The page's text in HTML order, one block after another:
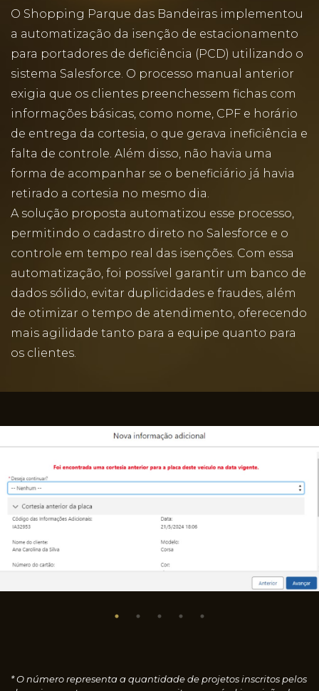
O Shopping Parque das Bandeiras implementou
a automatização da isenção de estacionamento
para portadores de deficiência (PCD) utilizando o
sistema Salesforce. O processo manual anterior
exigia que os clientes preenchessem fichas com
informações básicas, como nome, CPF e horário
de entrega da cortesia, o que gerava ineficiência e
falta de controle. Além disso, não havia uma
forma de acompanhar se o beneficiário já havia
retirado a cortesia no mesmo dia.
A solução proposta automatizou esse processo,
permitindo o cadastro direto no Salesforce e o
controle em tempo real das isenções. Com essa
automatização, foi possível garantir um banco de
dados sólido, evitar duplicidades e fraudes, além
de otimizar o tempo de atendimento, oferecendo
mais agilidade tanto para a equipe quanto para
os clientes.
* O número representa a quantidade de projetos inscritos pelos